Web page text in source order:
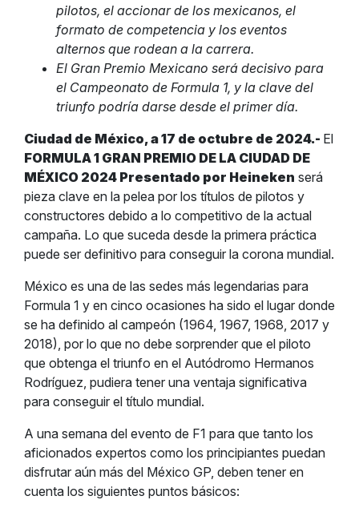
pilotos, el accionar de los mexicanos, el
formato de competencia y los eventos
alternos que rodean a la carrera.
El Gran Premio Mexicano será decisivo para
el Campeonato de Formula 1, y la clave del
triunfo podría darse desde el primer día.
Ciudad de México, a 17 de octubre de 2024.- El
FORMULA 1 GRAN PREMIO DE LA CIUDAD DE
MÉXICO 2024 Presentado por Heineken será
pieza clave en la pelea por los títulos de pilotos y
constructores debido a lo competitivo de la actual
campaña. Lo que suceda desde la primera práctica
puede ser definitivo para conseguir la corona mundial.
México es una de las sedes más legendarias para
Formula 1 y en cinco ocasiones ha sido el lugar donde
se ha definido al campeón (1964, 1967, 1968, 2017 y
2018), por lo que no debe sorprender que el piloto
que obtenga el triunfo en el Autódromo Hermanos
Rodríguez, pudiera tener una ventaja significativa
para conseguir el título mundial.
A una semana del evento de F1 para que tanto los
aficionados expertos como los principiantes puedan
disfrutar aún más del México GP, deben tener en
cuenta los siguientes puntos básicos: